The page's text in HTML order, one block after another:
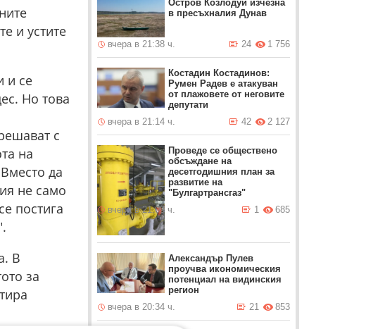
и устите
и се
Но това
с
на
да
не само
постига
В
за
Остров Козлодуй изчезна
в пресъхналия Дунав
вчера в 21:38 ч. 1 756
24
Костадин Костадинов:
Румен Радев е атакуван
от плажoвете от неговите
депутати
вчера в 21:14 ч.
2 127
42
Проведе се обществено
обсъждане на
десетгодишния план за
развитие на
"Булгартрансгаз"
вчера в 21:09 ч.
685
1
Александър Пулев
проучва икономическия
потенциал на видинския
регион
вчера в 20:34 ч.
853
21